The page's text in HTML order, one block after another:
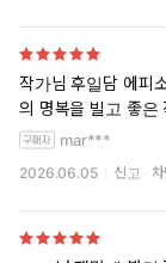
작가님 후일담 에피
의 명복을 빌고 좋은
mar***
2026.06.05 신고